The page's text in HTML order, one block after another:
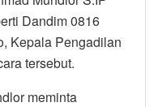
Dandim 0816
Kepala Pengadilan
tersebut.
meminta